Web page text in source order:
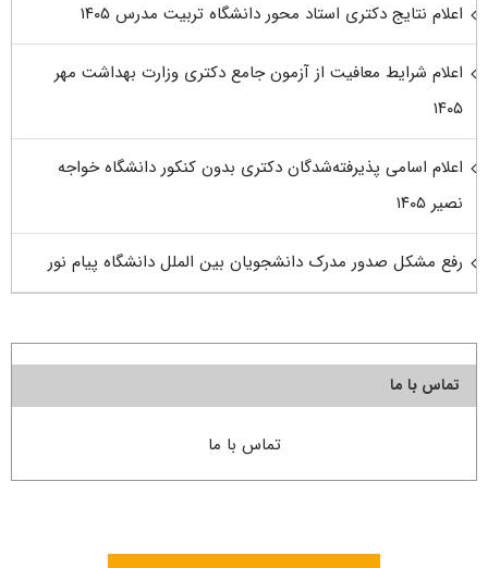
اعلام نتایج دکتری استاد محور دانشگاه تربیت مدرس ۱۴۰۵
اعلام شرایط معافیت از آزمون جامع دکتری وزارت بهداشت مهر
۱۴۰۵
اعلام اسامی پذیرفته‌شدگان دکتری بدون کنکور دانشگاه خواجه
نصیر ۱۴۰۵
رفع مشکل صدور مدرک دانشجویان بین الملل دانشگاه پیام نور
تماس با ما
تماس با ما